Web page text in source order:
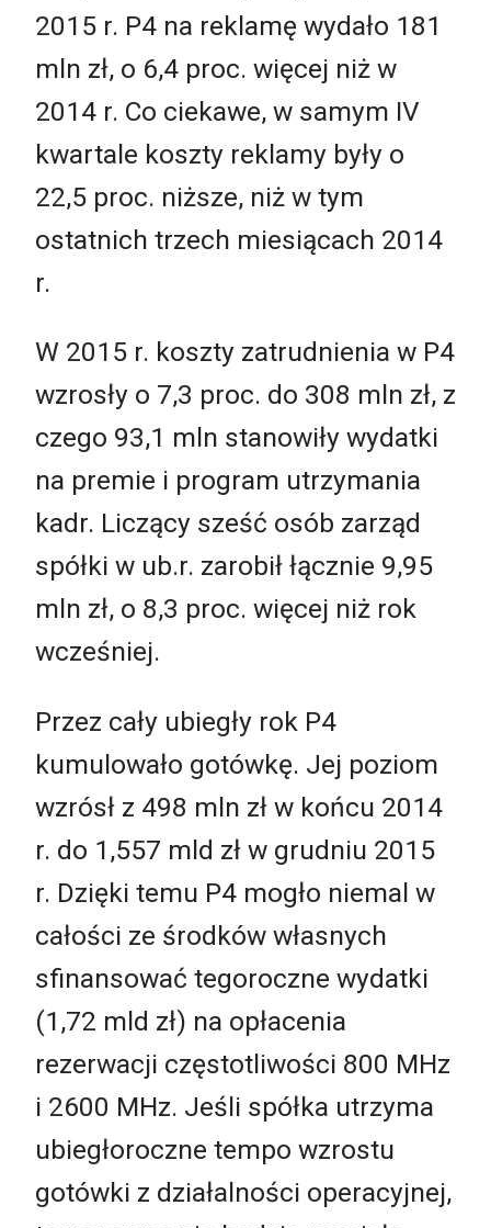
2015 r. P4 na reklamę wydało 181
mln zł, o 6,4 proc. więcej niż w
2014 r. Co ciekawe, w samym IV
kwartale koszty reklamy były o
22,5 proc. niższe, niż w tym
ostatnich trzech miesiącach 2014
r.
W 2015 r. koszty zatrudnienia w P4
wzrosły o 7,3 proc. do 308 mln zł, z
czego 93,1 mln stanowiły wydatki
na premie i program utrzymania
kadr. Liczący sześć osób zarząd
spółki w ub.r. zarobił łącznie 9,95
mln zł, o 8,3 proc. więcej niż rok
wcześniej.
Przez cały ubiegły rok P4
kumulowało gotówkę. Jej poziom
wzrósł z 498 mln zł w końcu 2014
r. do 1,557 mld zł w grudniu 2015
r. Dzięki temu P4 mogło niemal w
całości ze środków własnych
sfinansować tegoroczne wydatki
(1,72 mld zł) na opłacenia
rezerwacji częstotliwości 800 MHz
i 2600 MHz. Jeśli spółka utrzyma
ubiegłoroczne tempo wzrostu
gotówki z działalności operacyjnej,